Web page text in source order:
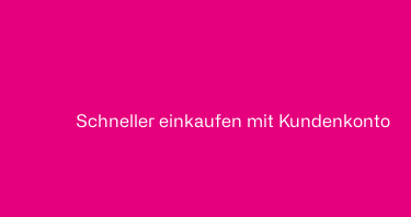
Schneller einkaufen mit Kundenkonto